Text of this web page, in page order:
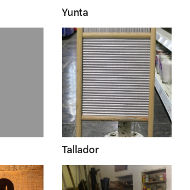
Yunta
Tallador